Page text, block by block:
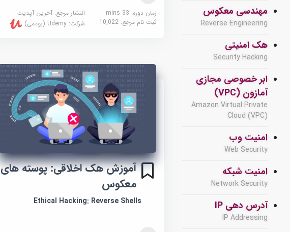
مهندسی معکوس
Reverse Engineering
هک امنیتی
Security Hacking
ابر خصوصی مجازی
آمازون (VPC)
Amazon Virtual Private
Cloud (VPC)
امنیت وب
Web Security
امنیت شبکه
Network Security
آدرس دهی IP
IP Addressing
زمان دوره: 33 mins
انتشار مرجع: آخرین آپدیت
ثبت نام مرجع: 10,022 شرکت: Udemy (یودمی)
آموزش هک اخلاقی: پوسته های
معکوس
Ethical Hacking: Reverse Shells